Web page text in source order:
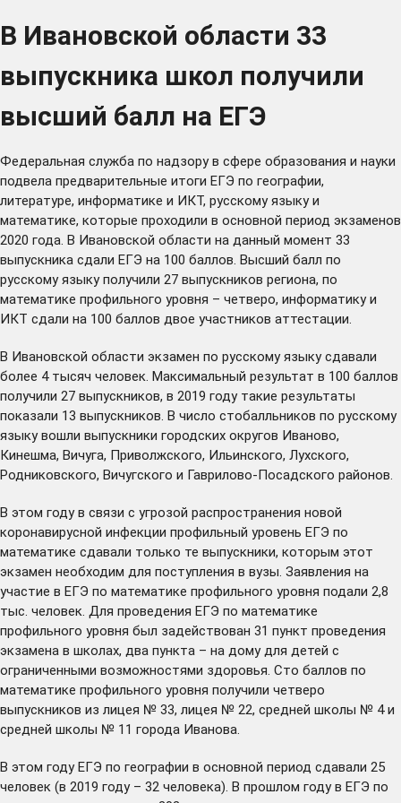
В Ивановской области 33
выпускника школ получили
высший балл на ЕГЭ
Федеральная служба по надзору в сфере образования и науки
подвела предварительные итоги ЕГЭ по географии,
литературе, информатике и ИКТ, русскому языку и
математике, которые проходили в основной период экзаменов
2020 года. В Ивановской области на данный момент 33
выпускника сдали ЕГЭ на 100 баллов. Высший балл по
русскому языку получили 27 выпускников региона, по
математике профильного уровня – четверо, информатику и
ИКТ сдали на 100 баллов двое участников аттестации.
В Ивановской области экзамен по русскому языку сдавали
более 4 тысяч человек. Максимальный результат в 100 баллов
получили 27 выпускников, в 2019 году такие результаты
показали 13 выпускников. В число стобалльников по русскому
языку вошли выпускники городских округов Иваново,
Кинешма, Вичуга, Приволжского, Ильинского, Лухского,
Родниковского, Вичугского и Гаврилово-Посадского районов.
В этом году в связи с угрозой распространения новой
коронавирусной инфекции профильный уровень ЕГЭ по
математике сдавали только те выпускники, которым этот
экзамен необходим для поступления в вузы. Заявления на
участие в ЕГЭ по математике профильного уровня подали 2,8
тыс. человек. Для проведения ЕГЭ по математике
профильного уровня был задействован 31 пункт проведения
экзамена в школах, два пункта – на дому для детей с
ограниченными возможностями здоровья. Сто баллов по
математике профильного уровня получили четверо
выпускников из лицея № 33, лицея № 22, средней школы № 4 и
средней школы № 11 города Иванова.
В этом году ЕГЭ по географии в основной период сдавали 25
человек (в 2019 году – 32 человека). В прошлом году в ЕГЭ по